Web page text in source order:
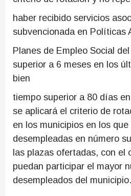
haber recibido servicios
subvencionada en Políticas
Planes de Empleo Social
superior a 6 meses en los
bien
tiempo superior a 80 días
se aplicará el criterio de
en los municipios en los
desempleadas en número
las plazas ofertadas, con el
puedan participar el mayor
desempleados del municipio.